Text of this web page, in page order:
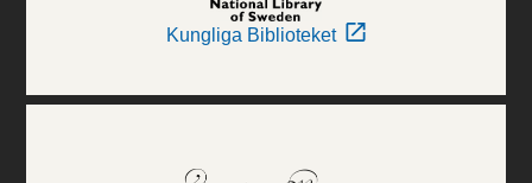
Kungliga Biblioteket